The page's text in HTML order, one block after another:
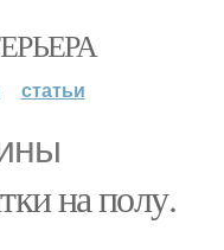
статьи
на полу.